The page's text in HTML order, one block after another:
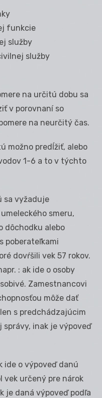
funkcie
služby
služby
na určitú dobu sa
v porovnaní so
na neurčitý čas.
možno predĺžiť, alebo
1-6 a to v týchto
sa vyžaduje
smeru,
dôchodku alebo
poberateľkami
dovŕšili vek 57 rokov.
: ak ide o osoby
Zamestnancovi
môže dať
s predchádzajúcim
inak je výpoveď
ide o výpoveď danú
vek určený pre nárok
je daná výpoveď podľa